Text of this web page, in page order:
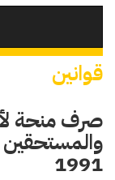
قوانين
صرف منحة
والمستحقين
1991